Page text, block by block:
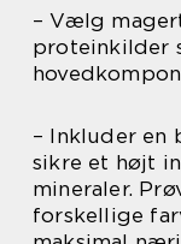
– Vælg
proteinkilder
– Inkluder en
sikre et højt
mineraler.
forskellige